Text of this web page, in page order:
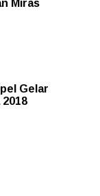
Miras
Gelar